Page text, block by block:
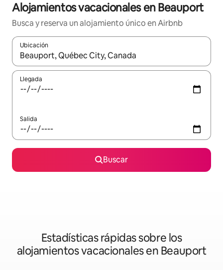
Alojamientos vacacionales en Beauport
Busca y reserva un alojamiento único en Airbnb
Ubicación
Cuando los resultados estén disponibles, podrás navegar
Llegada
Salida
Buscar
Estadísticas rápidas sobre los
alojamientos vacacionales en Beauport